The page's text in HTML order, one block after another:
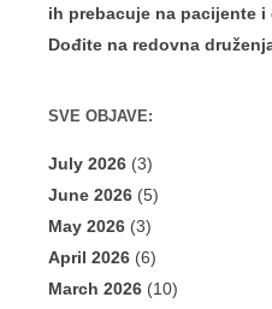
ih prebacuje na pacijente
Dođite na redovna
SVE OBJAVE:
July 2026 (3)
June 2026 (5)
May 2026 (3)
April 2026 (6)
March 2026 (10)